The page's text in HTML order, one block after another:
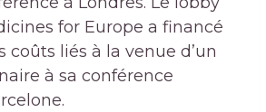
for Europe a financé
coûts liés à la venue d’un
à sa conférence